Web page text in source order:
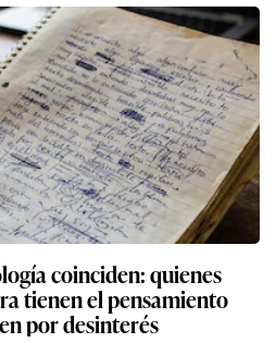
coinciden: quienes
tienen el pensamiento
por desinterés